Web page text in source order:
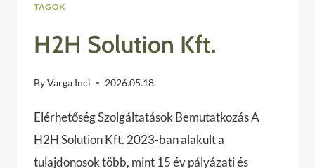
TAGOK
H2H Solution Kft.
ByVarga Inci 2026.05.18.
Elérhetőség Szolgáltatások Bemutatkozás A
H2H Solution Kft. 2023-ban alakult a
tulajdonosok több, mint 15 év pályázati és